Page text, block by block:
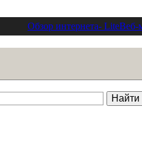
Обзор интернета- LiteВеб-